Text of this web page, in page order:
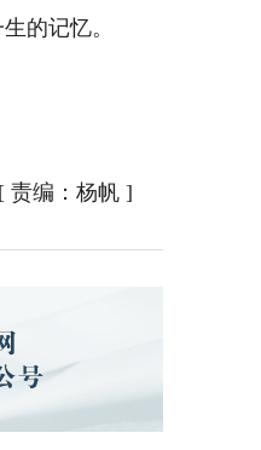
的记忆。
[ 责编：杨帆 ]